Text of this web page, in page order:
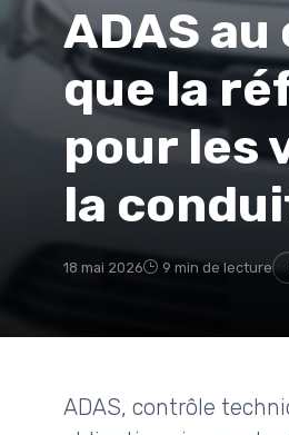
ADAS
que la
pour les
la
18 mai 2026 9 min de lecture
ADAS, contrôle